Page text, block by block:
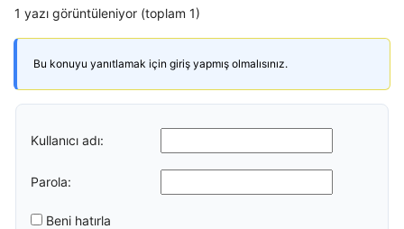
1 yazı görüntüleniyor (toplam 1)
Bu konuyu yanıtlamak için giriş yapmış olmalısınız.
Kullanıcı adı:
Parola:
Beni hatırla